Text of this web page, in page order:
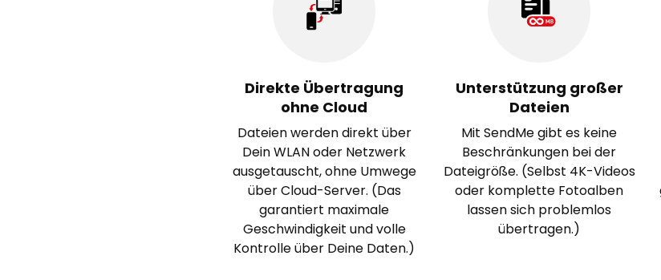
Direkte Übertragung
ohne Cloud
Dateien werden direkt über
Dein WLAN oder Netzwerk
ausgetauscht, ohne Umwege
über Cloud-Server. (Das
garantiert maximale
Geschwindigkeit und volle
Kontrolle über Deine Daten.)
Unterstützung großer
Dateien
Mit SendMe gibt es keine
Beschränkungen bei der
Dateigröße. (Selbst 4K-Videos
oder komplette Fotoalben
lassen sich problemlos
übertragen.)